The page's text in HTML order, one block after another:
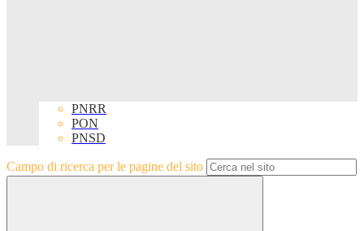
PNRR
PON
PNSD
Campo di ricerca per le pagine del sito